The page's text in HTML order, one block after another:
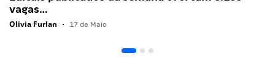
vagas…
Olivia Furlan • 17 de Maio